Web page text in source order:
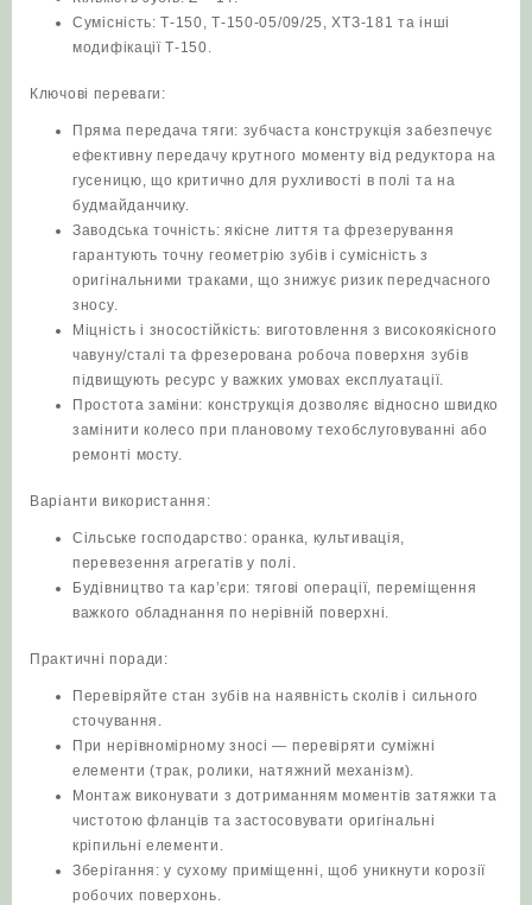
Сумісність: Т‑150, Т‑150‑05/09/25, ХТЗ‑181 та інші
модифікації Т‑150.
Ключові переваги:
Пряма передача тяги: зубчаста конструкція забезпечує
ефективну передачу крутного моменту від редуктора на
гусеницю, що критично для рухливості в полі та на
будмайданчику.
Заводська точність: якісне лиття та фрезерування
гарантують точну геометрію зубів і сумісність з
оригінальними траками, що знижує ризик передчасного
зносу.
Міцність і зносостійкість: виготовлення з високоякісного
чавуну/сталі та фрезерована робоча поверхня зубів
підвищують ресурс у важких умовах експлуатації.
Простота заміни: конструкція дозволяє відносно швидко
замінити колесо при плановому техобслуговуванні або
ремонті мосту.
Варіанти використання:
Сільське господарство: оранка, культивація,
перевезення агрегатів у полі.
Будівництво та кар’єри: тягові операції, переміщення
важкого обладнання по нерівній поверхні.
Практичні поради:
Перевіряйте стан зубів на наявність сколів і сильного
сточування.
При нерівномірному зносі — перевіряти суміжні
елементи (трак, ролики, натяжний механізм).
Монтаж виконувати з дотриманням моментів затяжки та
чистотою фланців та застосовувати оригінальні
кріпильні елементи.
Зберігання: у сухому приміщенні, щоб уникнути корозії
робочих поверхонь.